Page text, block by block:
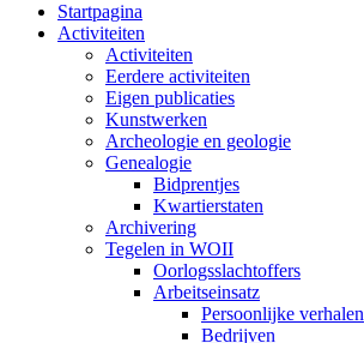
Startpagina
Activiteiten
Activiteiten
Eerdere activiteiten
Eigen publicaties
Kunstwerken
Archeologie en geologie
Genealogie
Bidprentjes
Kwartierstaten
Archivering
Tegelen in WOII
Oorlogsslachtoffers
Arbeitseinsatz
Persoonlijke verhalen
Bedrijven